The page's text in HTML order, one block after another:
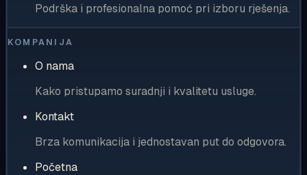
Podrška i profesionalna pomoć pri izboru rješenja.
KOMPANIJA
O nama
Kako pristupamo suradnji i kvalitetu usluge.
Kontakt
Brza komunikacija i jednostavan put do odgovora.
Početna